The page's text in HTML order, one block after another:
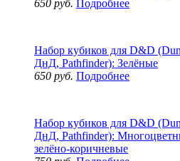
650 руб. Подробнее
Набор кубиков для D&D
ДнД, Pathfinder): Зелёные
650 руб. Подробнее
Набор кубиков для D&D
ДнД, Pathfinder):
зелёно-коричневые